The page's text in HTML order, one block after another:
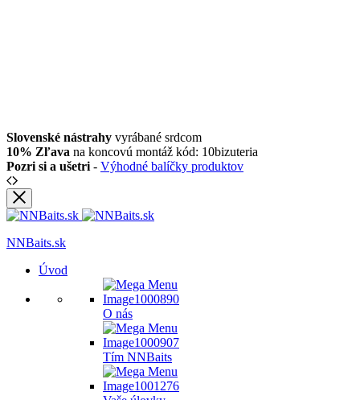
Slovenské nástrahy vyrábané srdcom
10% Zľava na koncovú montáž kód: 10bizuteria
Pozri si a ušetri - Výhodné balíčky produktov
NNBaits.sk
Úvod
O nás
Tím NNBaits